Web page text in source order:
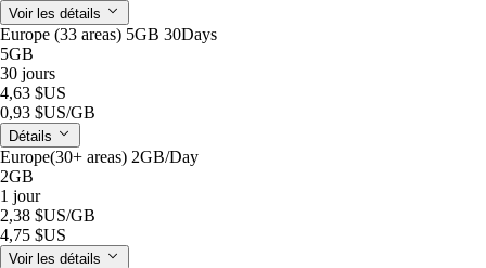
Voir les détails
Europe (33 areas) 5GB 30Days
5GB
30 jours
4,63 $US
0,93 $US/GB
Détails
Europe(30+ areas) 2GB/Day
2GB
1 jour
2,38 $US/GB
4,75 $US
Voir les détails